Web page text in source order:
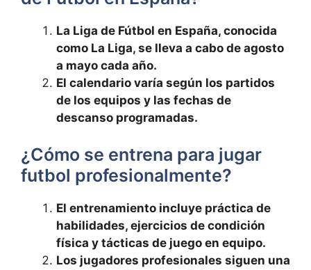
La Liga de Fútbol en España, conocida
como La Liga, se lleva a cabo de agosto
a mayo cada año.
El calendario varía según los partidos
de los equipos y las fechas de
descanso programadas.
¿Cómo se entrena para jugar
futbol profesionalmente?
El entrenamiento incluye práctica de
habilidades, ejercicios de condición
física y tácticas de juego en equipo.
Los jugadores profesionales siguen una